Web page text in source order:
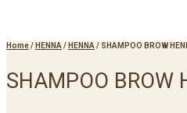
Home/ HENNA / HENNA / SHAMPOO BROW
SHAMPOO BROW